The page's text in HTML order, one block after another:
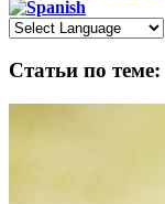
Статьи по теме: